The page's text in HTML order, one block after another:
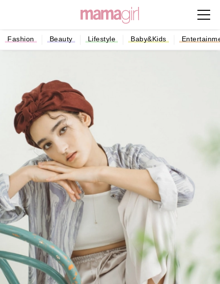
Fashion Beauty Lifestyle Baby&Kids